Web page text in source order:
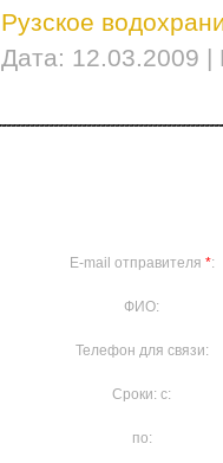
Рузское
Дата: 12.03.2009 |
E-mail отправителя *:
ФИО:
Телефон для связи:
Сроки: с:
по: